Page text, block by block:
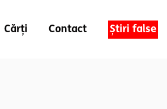
Cărți Contact Știri false